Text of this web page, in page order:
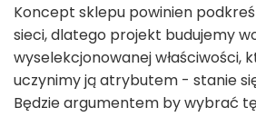
Koncept sklepu powinien
sieci, dlatego projekt budujemy
wyselekcjonowanej właściwości,
uczynimy ją atrybutem - stanie
Będzie argumentem by wybrać